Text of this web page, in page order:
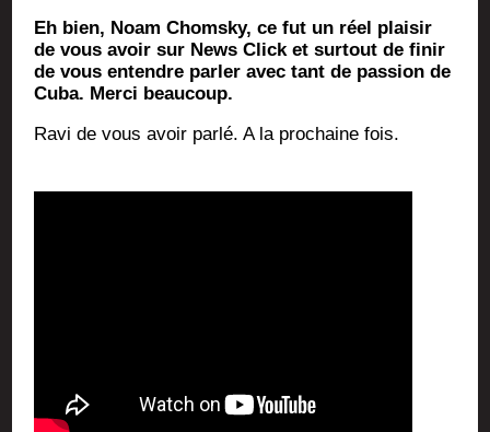
Eh bien, Noam Chom­sky, ce fut un réel plai­sir
de vous avoir sur News Click et sur­tout de finir
de vous entendre par­ler avec tant de pas­sion de
Cuba. Mer­ci beaucoup.
Ravi de vous avoir par­lé. A la pro­chaine fois.